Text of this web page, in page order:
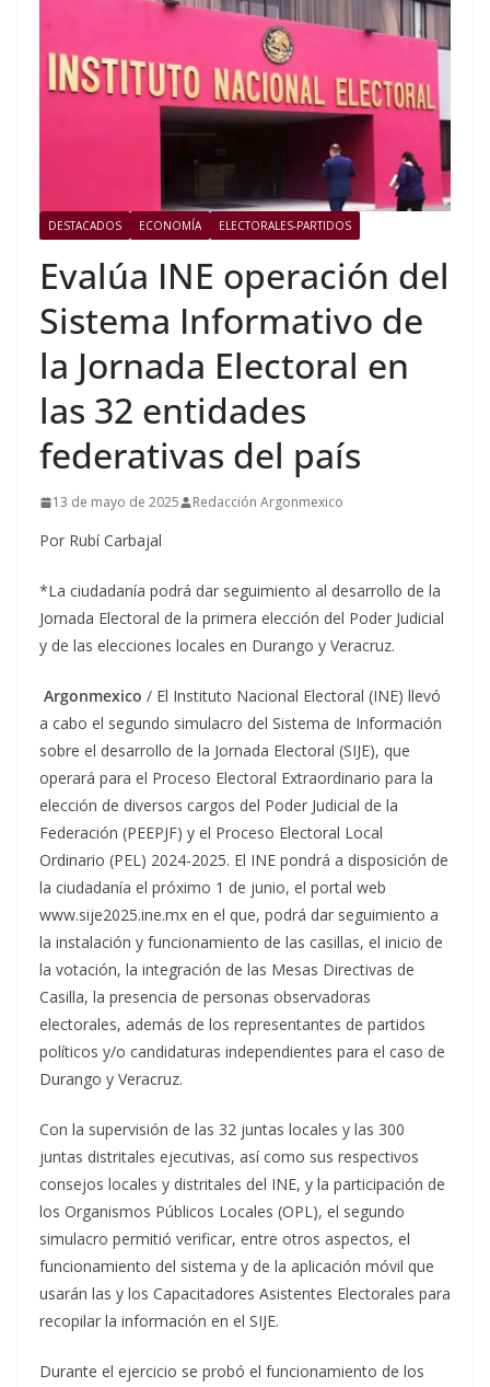
DESTACADOS ECONOMÍA ELECTORALES-PARTIDOS
Evalúa INE operación del
Sistema Informativo de
la Jornada Electoral en
las 32 entidades
federativas del país
13 de mayo de 2025 Redacción Argonmexico
Por Rubí Carbajal
*La ciudadanía podrá dar seguimiento al desarrollo de la
Jornada Electoral de la primera elección del Poder Judicial
y de las elecciones locales en Durango y Veracruz.
Argonmexico / El Instituto Nacional Electoral (INE) llevó
a cabo el segundo simulacro del Sistema de Información
sobre el desarrollo de la Jornada Electoral (SIJE), que
operará para el Proceso Electoral Extraordinario para la
elección de diversos cargos del Poder Judicial de la
Federación (PEEPJF) y el Proceso Electoral Local
Ordinario (PEL) 2024-2025. El INE pondrá a disposición de
la ciudadanía el próximo 1 de junio, el portal web
www.sije2025.ine.mx en el que, podrá dar seguimiento a
la instalación y funcionamiento de las casillas, el inicio de
la votación, la integración de las Mesas Directivas de
Casilla, la presencia de personas observadoras
electorales, además de los representantes de partidos
políticos y/o candidaturas independientes para el caso de
Durango y Veracruz.
Con la supervisión de las 32 juntas locales y las 300
juntas distritales ejecutivas, así como sus respectivos
consejos locales y distritales del INE, y la participación de
los Organismos Públicos Locales (OPL), el segundo
simulacro permitió verificar, entre otros aspectos, el
funcionamiento del sistema y de la aplicación móvil que
usarán las y los Capacitadores Asistentes Electorales para
recopilar la información en el SIJE.
Durante el ejercicio se probó el funcionamiento de los